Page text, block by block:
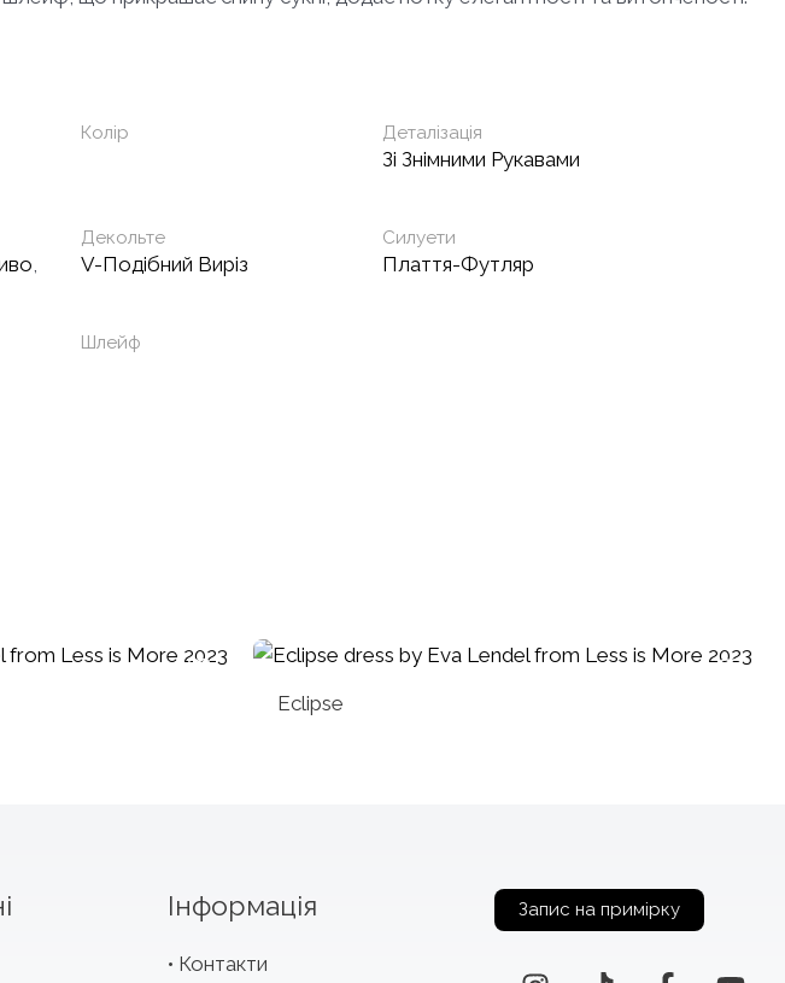
Колір Деталізація
Зі Знімними Рукавами
Декольте
V-Подібний Виріз
Силуети
Плаття-Футляр
Шлейф
Eclipse
Інформація
Контакти
Запис на примірку